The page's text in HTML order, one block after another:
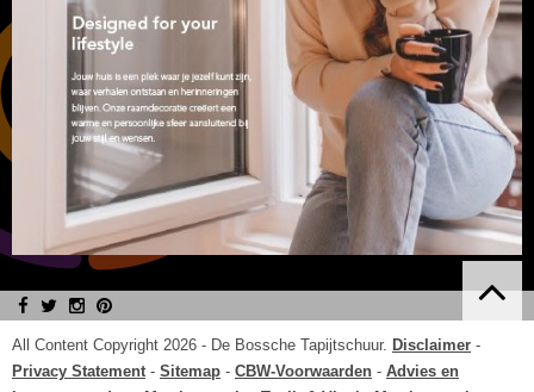
All Content Copyright 2026 - De Bossche Tapijtschuur. Disclaimer -
Privacy Statement - Sitemap - CBW-Voorwaarden - Advies en